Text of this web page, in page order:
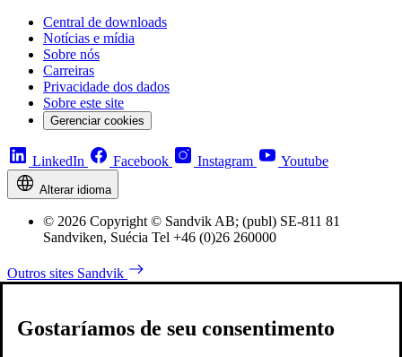
Central de downloads
Notícias e mídia
Sobre nós
Carreiras
Privacidade dos dados
Sobre este site
Gerenciar cookies
LinkedIn Facebook Instagram Youtube
Alterar idioma
© 2026 Copyright © Sandvik AB; (publ) SE-811 81
Sandviken, Suécia Tel +46 (0)26 260000
Outros sites Sandvik
Gostaríamos de seu consentimento